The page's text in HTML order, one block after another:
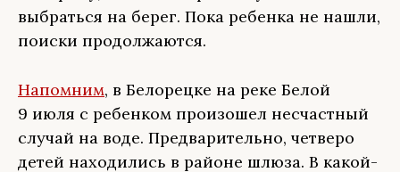
выбраться на берег. Пока ребенка не нашли,
поиски продолжаются.
Напомним, в Белорецке на реке Белой
9 июля с ребенком произошел несчастный
случай на воде. Предварительно, четверо
детей находились в районе шлюза. В какой-